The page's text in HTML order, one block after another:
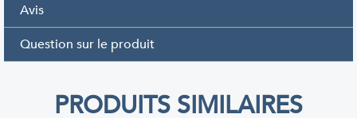
Avis
Question sur le produit
PRODUITS SIMILAIRES